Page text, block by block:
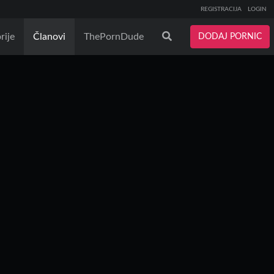
REGISTRACIJA LOGIN
Članovi ThePornDude DODAJ PORNIC